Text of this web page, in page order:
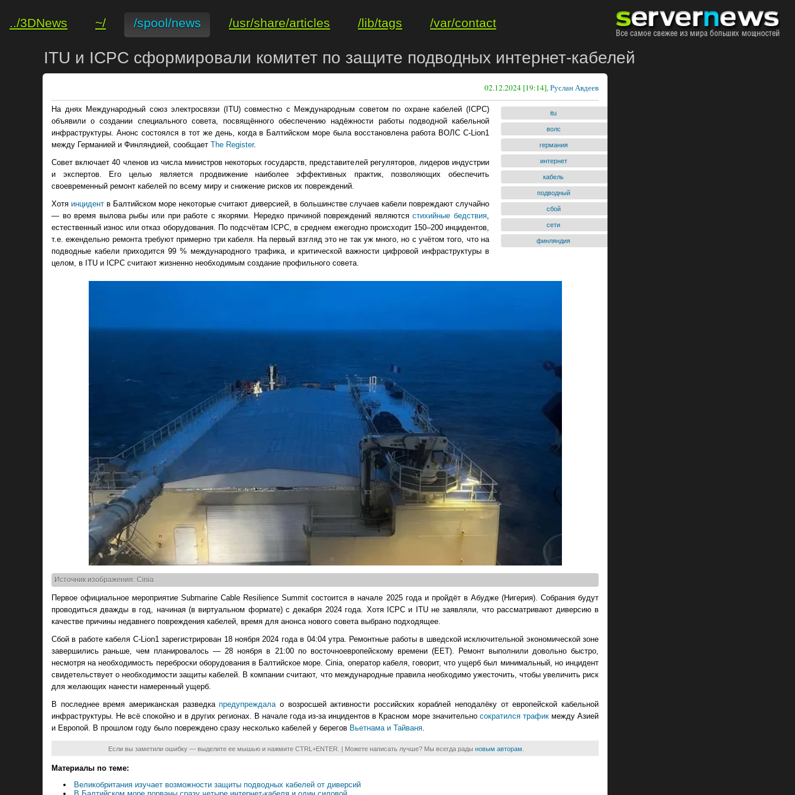
../3DNews ~/ /spool/news /usr/share/articles /lib/tags /var/contact
ITU и ICPC сформировали комитет по защите подводных интернет-кабелей
02.12.2024 [19:14],Руслан Авдеев
itu
волс
германия
интернет
кабель
подводный
сбой
сети
финляндия
На днях Международный союз электросвязи (ITU) совместно с Международным советом по охране кабелей (ICPC)
объявили о создании специального совета, посвящённого обеспечению надёжности работы подводной кабельной
инфраструктуры. Анонс состоялся в тот же день, когда в Балтийском море была восстановлена работа ВОЛС C-Lion1
между Германией и Финляндией, сообщает The Register.
Совет включает 40 членов из числа министров некоторых государств, представителей регуляторов, лидеров индустрии
и экспертов. Его целью является продвижение наиболее эффективных практик, позволяющих обеспечить
своевременный ремонт кабелей по всему миру и снижение рисков их повреждений.
Хотяинцидент в Балтийском море некоторые считают диверсией, в большинстве случаев кабели повреждают случайно
— во время вылова рыбы или при работе с якорями. Нередко причиной повреждений являютсястихийные бедствия,
естественный износ или отказ оборудования. По подсчётам ICPC, в среднем ежегодно происходит 150–200 инцидентов,
т.е. ежендельно ремонта требуют примерно три кабеля. На первый взгляд это не так уж много, но с учётом того, что на
подводные кабели приходится 99 % международного трафика, и критической важности цифровой инфраструктуры в
целом, в ITU и ICPC считают жизненно необходимым создание профильного совета.
Источник изображения: Cinia
Первое официальное мероприятие Submarine Cable Resilience Summit состоится в начале 2025 года и пройдёт в Абудже (Нигерия). Собрания будут
проводиться дважды в год, начиная (в виртуальном формате) с декабря 2024 года. Хотя ICPC и ITU не заявляли, что рассматривают диверсию в
качестве причины недавнего повреждения кабелей, время для анонса нового совета выбрано подходящее.
Сбой в работе кабеля C-Lion1 зарегистрирован 18 ноября 2024 года в 04:04 утра. Ремонтные работы в шведской исключительной экономической зоне
завершились раньше, чем планировалось — 28 ноября в 21:00 по восточноевропейскому времени (EET). Ремонт выполнили довольно быстро,
несмотря на необходимость переброски оборудования в Балтийское море. Cinia, оператор кабеля, говорит, что ущерб был минимальный, но инцидент
свидетельствует о необходимости защиты кабелей. В компании считают, что международные правила необходимо ужесточить, чтобы увеличить риск
для желающих нанести намеренный ущерб.
В последнее время американская разведкапредупреждала о возросшей активности российских кораблей неподалёку от европейской кабельной
инфраструктуры. Не всё спокойно и в других регионах. В начале года из-за инцидентов в Красном море значительно сократился трафикмежду Азией
и Европой. В прошлом году было повреждено сразу несколько кабелей у берегов Вьетнама и Тайваня
Если вы заметили ошибку — выделите ее мышью и нажмите CTRL+ENTER. | Можете написать лучше? Мы всегда рады новым авторам
Материалы по теме:
Великобритания изучает возможности защиты подводных кабелей от диверсий